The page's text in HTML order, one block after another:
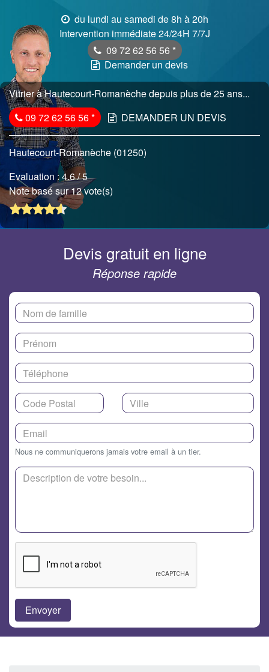
du lundi au samedi de 8h à 20h
Intervention immédiate 24/24H 7/7J
09 72 62 56 56 *
Demander un devis
Vitrier à Hautecourt-Romanèche depuis plus de 25 ans...
09 72 62 56 56* DEMANDER UN DEVIS
Hautecourt-Romanèche (01250)
Evaluation :4.6/ 5
Note basé sur 12 vote(s)
Devis gratuit en ligne
Réponse rapide
Nous ne communiquerons jamais votre email à un tier.